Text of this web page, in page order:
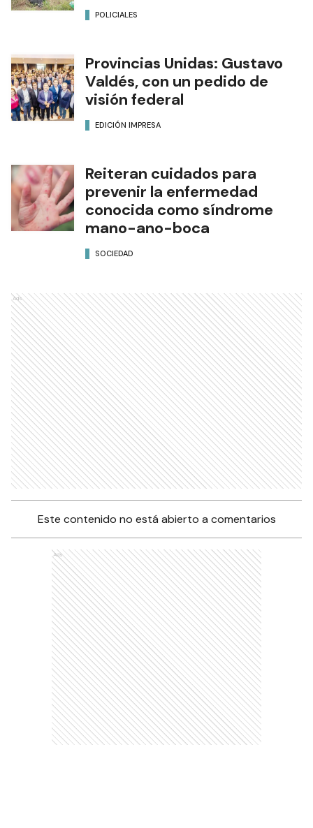
POLICIALES
Provincias Unidas: Gustavo
Valdés, con un pedido de
visión federal
EDICIÓN IMPRESA
Reiteran cuidados para
prevenir la enfermedad
conocida como síndrome
mano-ano-boca
SOCIEDAD
Ads
Este contenido no está abierto a comentarios
Ads